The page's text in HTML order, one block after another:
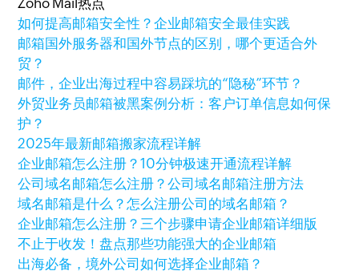
Zoho Mail热点
如何提高邮箱安全性？企业邮箱安全最佳实践
邮箱国外服务器和国外节点的区别，哪个更适合外
贸？
邮件，企业出海过程中容易踩坑的“隐秘”环节？
外贸业务员邮箱被黑案例分析：客户订单信息如何保
护？
2025年最新邮箱搬家流程详解
企业邮箱怎么注册？10分钟极速开通流程详解
公司域名邮箱怎么注册？公司域名邮箱注册方法
域名邮箱是什么？怎么注册公司的域名邮箱？
企业邮箱怎么注册？三个步骤申请企业邮箱详细版
不止于收发！盘点那些功能强大的企业邮箱
出海必备，境外公司如何选择企业邮箱？